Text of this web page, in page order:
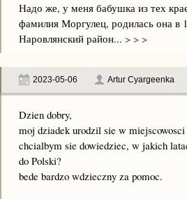
Надо же, у меня бабушка из тех
фамилия Моргулец, родилась она в
Наровлянский район... > > >
2023-05-06 Artur Cyargeenka
Dzien dobry,
moj dziadek urodzil sie w
chcialbym sie dowiedziec, w jakich
do Polski?
bede bardzo wdzieczny za pomoc.